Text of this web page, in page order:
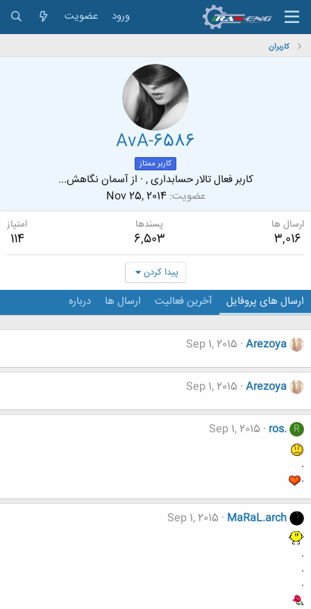
ورود عضویت
کاربران
AvA-6586
کاربر ممتاز
کاربر فعال تالار حسابداری , · ازآسمان نگاهش...
عضویت Nov 25, 2014
ارسال ها
3,016
پسندها
6,503
امتیاز
114
پیدا کردن
ارسال های پروفایل آخرین فعالیت ارسال ها درباره
Arezoya
Sep 1, 2015
Arezoya
Sep 1, 2015
R
ros.
Sep 1, 2015
.
.
MaRaL.arch
Sep 1, 2015
.
.
.